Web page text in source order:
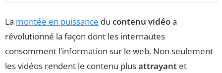
La montée en puissance du contenu vidéoa
révolutionné la façon dont les internautes
consomment l’information sur le web. Non seulement
les vidéos rendent le contenu plusattrayant et